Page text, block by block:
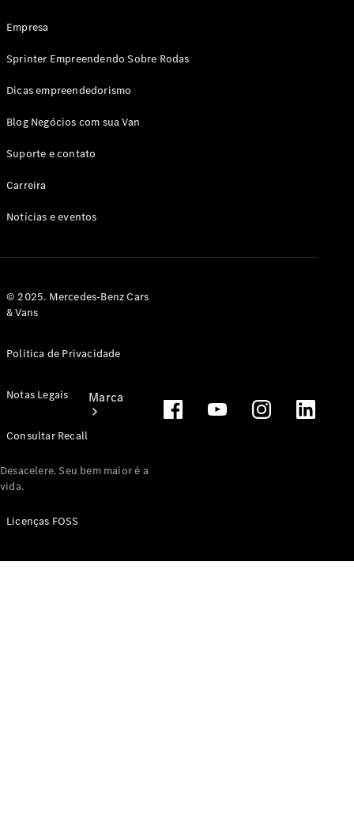
Garantia
Service
Service24h
lubrificantes
Marca
eventos
Empresa
Sprinter Empreendendo Sobre Rodas
Dicas empreendedorismo
Blog Negócios com sua Van
Suporte e contato
Carreira
Notícias e eventos
© 2025. Mercedes-Benz Cars
& Vans
Politica de Privacidade
Notas Legais
Consultar Recall
Desacelere. Seu bem maior é a
vida.
Licenças FOSS